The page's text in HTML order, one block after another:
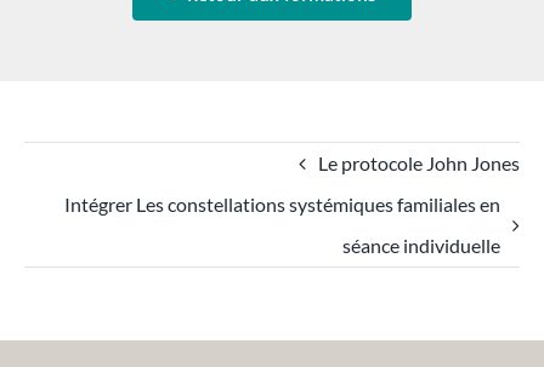
Le protocole John Jones
Intégrer Les constellations systémiques familiales en
séance individuelle